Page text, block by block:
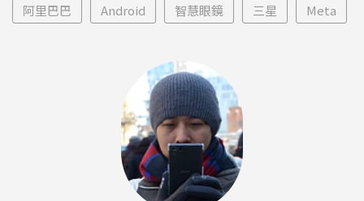
阿里巴巴 Android 智慧眼鏡 三星 Meta